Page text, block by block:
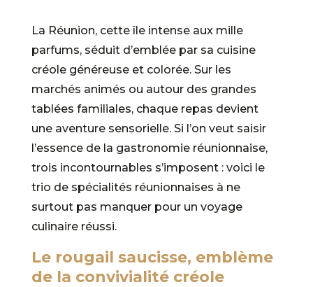
La Réunion, cette île intense aux mille
parfums, séduit d’emblée par sa cuisine
créole généreuse et colorée. Sur les
marchés animés ou autour des grandes
tablées familiales, chaque repas devient
une aventure sensorielle. Si l’on veut saisir
l’essence de la gastronomie réunionnaise,
trois incontournables s’imposent : voici le
trio de spécialités réunionnaises à ne
surtout pas manquer pour un voyage
culinaire réussi.
Le rougail saucisse, emblème
de la convivialité créole